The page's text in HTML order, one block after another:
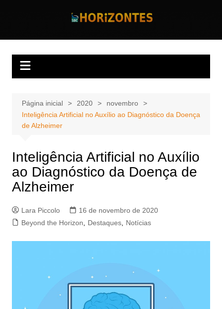
Horizontes
Página inicial 2020
novembro
Inteligência Artificial no Auxílio ao Diagnóstico da Doença
de Alzheimer
Inteligência Artificial no Auxílio
ao Diagnóstico da Doença de
Alzheimer
Lara Piccolo
16 de novembro de 2020
Beyond the Horizon
Destaques, Notícias